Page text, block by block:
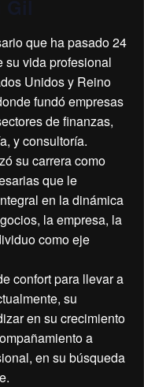
que ha pasado 24
su vida profesional
Unidos y Reino
fundó empresas
de finanzas,
y consultoría.
su carrera como
que le
en la dinámica
la empresa, la
como eje
confort para llevar a
su
en su crecimiento
a
en su búsqueda